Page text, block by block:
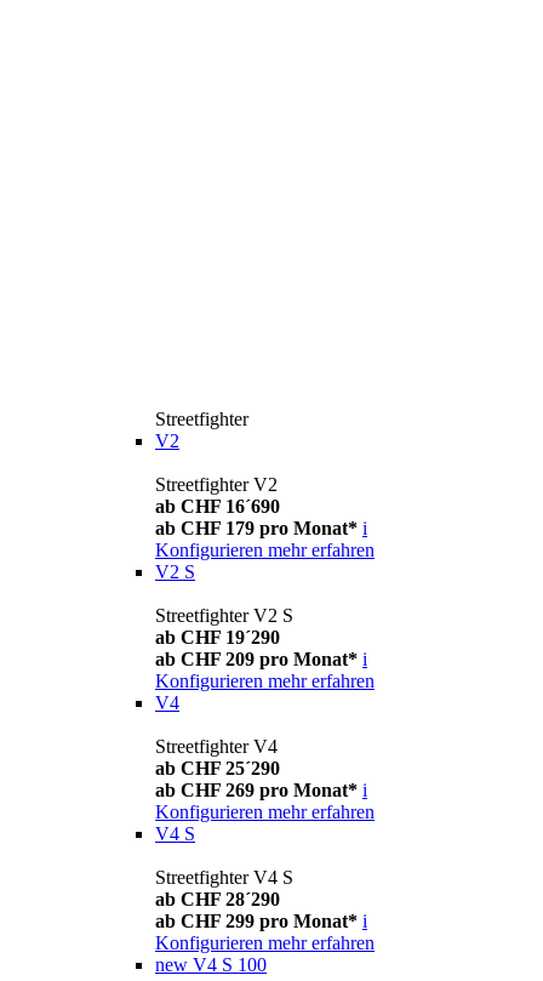
Streetfighter
V2
Streetfighter V2
ab CHF 16´690
ab CHF 179 pro Monat* i
Konfigurieren mehr erfahren
V2 S
Streetfighter V2 S
ab CHF 19´290
ab CHF 209 pro Monat* i
Konfigurieren mehr erfahren
V4
Streetfighter V4
ab CHF 25´290
ab CHF 269 pro Monat* i
Konfigurieren mehr erfahren
V4 S
Streetfighter V4 S
ab CHF 28´290
ab CHF 299 pro Monat* i
Konfigurieren mehr erfahren
new V4 S 100